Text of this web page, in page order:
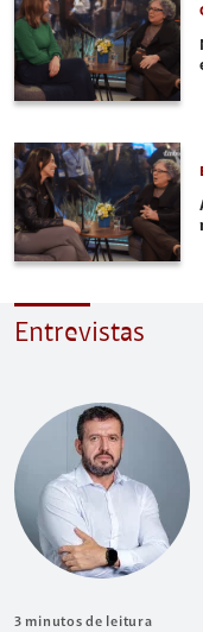
Entrevistas
3 minutos de leitura